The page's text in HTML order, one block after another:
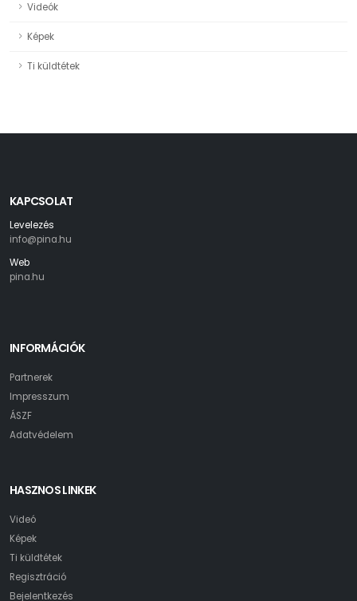
Videók
Képek
Ti küldtétek
KAPCSOLAT
Levelezés
info@pina.hu
Web
pina.hu
INFORMÁCIÓK
Partnerek
Impresszum
ÁSZF
Adatvédelem
HASZNOS LINKEK
Videó
Képek
Ti küldtétek
Regisztráció
Bejelentkezés